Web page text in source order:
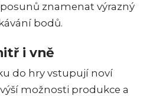
znamenat výrazný
bodů.
i vně
do hry vstupují noví
možnosti produkce a